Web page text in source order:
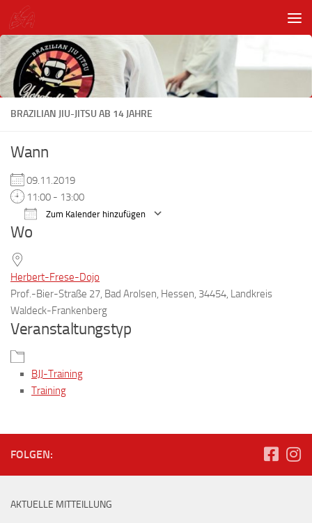
Unter dem Inhalt
BRAZILIAN JIU-JITSU AB 14 JAHRE
Wann
09.11.2019
11:00 - 13:00
Zum Kalender hinzufügen
Wo
Herbert-Frese-Dojo
Prof.-Bier-Straße 27, Bad Arolsen, Hessen, 34454, Landkreis
Waldeck-Frankenberg
Veranstaltungstyp
BJJ-Training
Training
FOLGEN:
AKTUELLE MITTEILLUNG